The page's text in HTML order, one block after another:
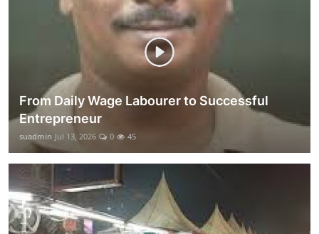
From Daily Wage Labourer to Successful
Entrepreneur
suadmin Jul 13, 2026 0 45